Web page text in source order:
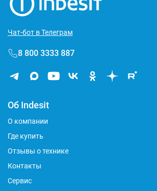
Чат-бот в Телеграм
8 800 3333 887
Об Indesit
О компании
Где купить
Отзывы о технике
Контакты
Сервис